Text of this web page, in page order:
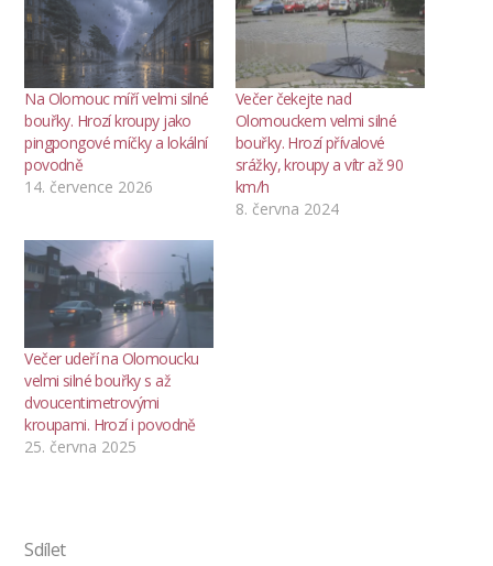
Na Olomouc míří velmi silné
bouřky. Hrozí kroupy jako
pingpongové míčky a lokální
povodně
14. července 2026
Večer čekejte nad
Olomouckem velmi silné
bouřky. Hrozí přívalové
srážky, kroupy a vítr až 90
km/h
8. června 2024
Večer udeří na Olomoucku
velmi silné bouřky s až
dvoucentimetrovými
kroupami. Hrozí i povodně
25. června 2025
Sdílet